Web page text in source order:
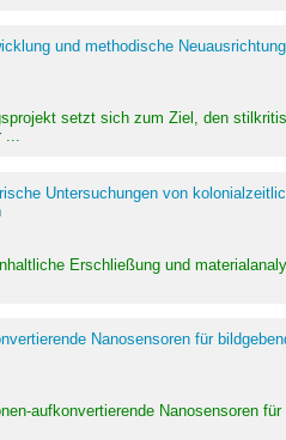
und methodische
setzt sich zum Ziel, den
...
Untersuchungen von
Erschließung und
Nanosensoren für
aufkonvertierende Nanosensoren